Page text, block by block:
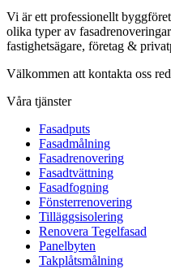
Vi är ett professionellt
olika typer av
fastighetsägare, företag &
Välkommen att kontakta oss
Våra tjänster
Fasadputs
Fasadmålning
Fasadrenovering
Fasadtvättning
Fasadfogning
Fönsterrenovering
Tilläggsisolering
Renovera Tegelfasad
Panelbyten
Takplåtsmålning